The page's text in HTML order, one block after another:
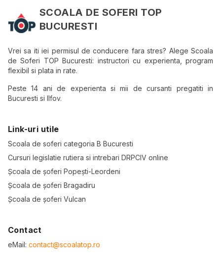
SCOALA DE SOFERI TOP
BUCURESTI
Vrei sa iti iei permisul de conducere fara stres? Alege Scoala
de Soferi TOP Bucuresti: instructori cu experienta, program
flexibil si plata in rate.
Peste 14 ani de experienta si mii de cursanti pregatiti in
Bucuresti si Ilfov.
Link-uri utile
Scoala de soferi categoria B Bucuresti
Cursuri legislatie rutiera si intrebari DRPCIV online
Școala de șoferi Popești-Leordeni
Școala de șoferi Bragadiru
Școala de șoferi Vulcan
Contact
eMail: contact@scoalatop.ro